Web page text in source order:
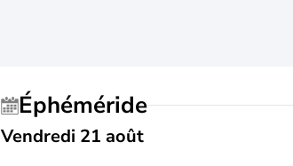
Éphéméride
Vendredi 21 août